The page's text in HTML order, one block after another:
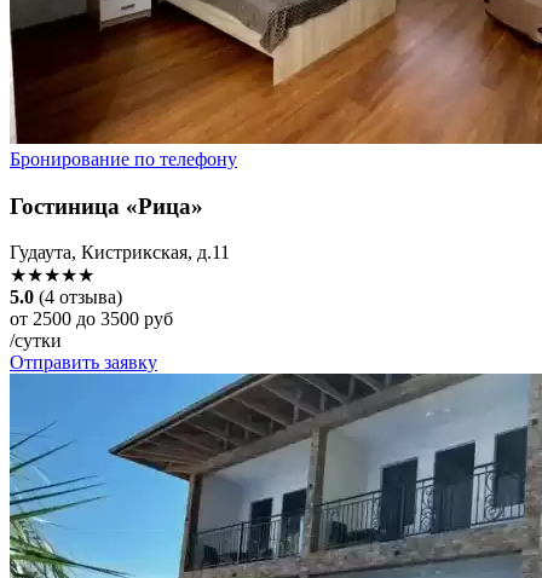
Бронирование по телефону
Гостиница «Рица»
Гудаута, Кистрикская, д.11
★★★★★
5.0 (4 отзыва)
от 2500 до 3500 руб
/сутки
Отправить заявку